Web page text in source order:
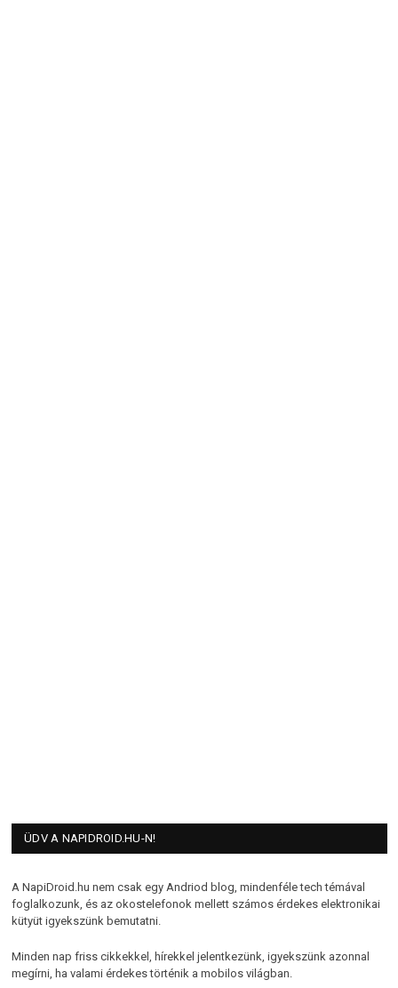
ÜDV A NAPIDROID.HU-N!
A NapiDroid.hu nem csak egy Andriod blog, mindenféle tech témával
foglalkozunk, és az okostelefonok mellett számos érdekes elektronikai
kütyüt igyekszünk bemutatni.
Minden nap friss cikkekkel, hírekkel jelentkezünk, igyekszünk azonnal
megírni, ha valami érdekes történik a mobilos világban.